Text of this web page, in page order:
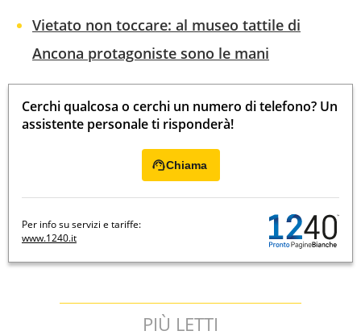
Vietato non toccare: al museo tattile di
Ancona protagoniste sono le mani
Cerchi qualcosa o cerchi un numero di telefono? Un
assistente personale ti risponderà!
Chiama
Per info su servizi e tariffe:
www.1240.it
PIÙ LETTI